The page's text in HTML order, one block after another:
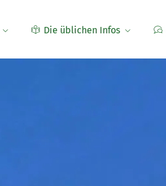
Die üblichen Infos